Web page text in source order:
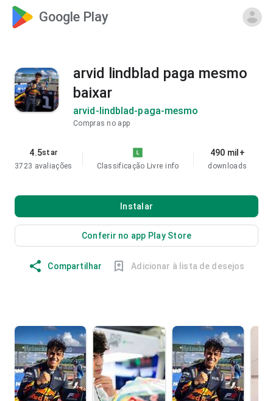
Google Play
arvid lindblad paga mesmo
baixar
arvid-lindblad-paga-mesmo
Compras no app
4.5star
3723 avaliações
Classificação Livre info
490 mil+
downloads
Instalar
Conferir no app Play Store
Compartilhar Adicionar à lista de desejos